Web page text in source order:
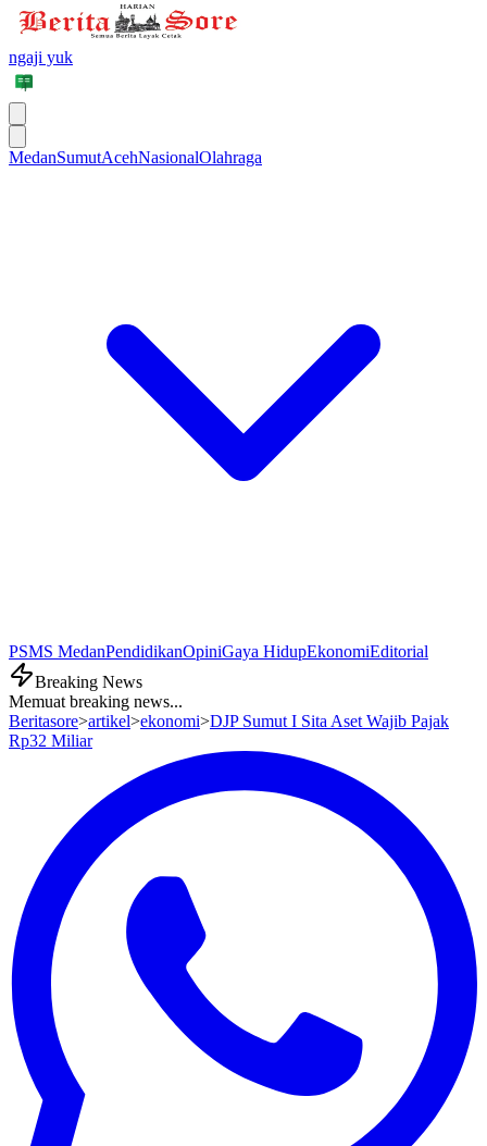
ngaji yuk
MedanSumutAcehNasionalOlahraga
PSMS MedanPendidikanOpiniGaya HidupEkonomiEditorial
Breaking News
Memuat breaking news...
Beritasore>artikel>ekonomi>DJP Sumut I Sita Aset Wajib Pajak
Rp32 Miliar